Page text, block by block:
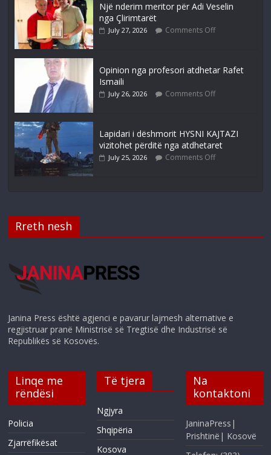
Një nderim meritor për Adi Veselin
nga Çlirimtarët
July 27, 2026 Comments Off
Opinion nga profesori atdhetar Rafet
Ismaili
July 26, 2026 Comments Off
Lapidari i dëshmorit HYSNI KAJTAZI
vizitohet përditë nga atdhetaret
July 25, 2026 Comments Off
Rreth nesh
Janina Press është agjenci e pavarur lajmesh alternative e
regjistruar pranë Ministrisë së Tregtisë dhe Industrisë së
Republikës së Kosovës.
Linqe me
rëndësi
Policia
Zjarrëfikësat
Të tjera
Ngjyra
Shqipëria
Kosova
Na
kontaktoni
JaninaPress|
Prishtinë| Kosovë